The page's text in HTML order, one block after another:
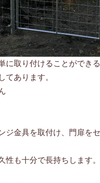
取り付けることができる
てあります。
金具を取付け、門扉を
も十分で長持ちします。